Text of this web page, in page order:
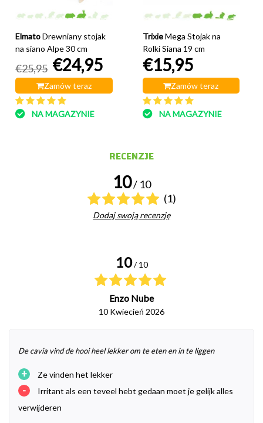
ElmatoDrewniany stojak
na siano Alpe 30 cm
€25,95 €24,95
Zamów teraz
NA MAGAZYNIE
Trixie Mega Stojak na
Rolki Siana 19 cm
€15,95
Zamów teraz
NA MAGAZYNIE
RECENZJE
10/ 10
(1)
Dodaj swoją recenzję
10 / 10
Enzo Nube
10 Kwiecień 2026
De cavia vind de hooi heel lekker om te eten en in te liggen
+ Ze vinden het lekker
-
Irritant als een teveel hebt gedaan moet je gelijk alles
verwijderen